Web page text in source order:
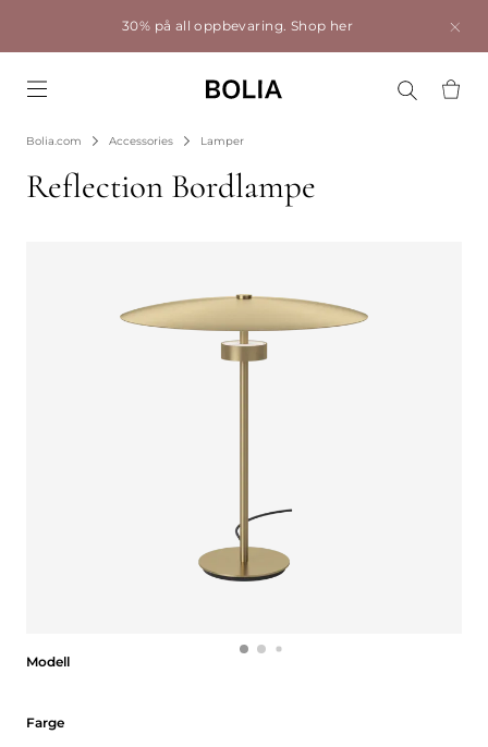
30% på all oppbevaring. Shop her
Bolia.com Accessories Lamper
Reflection Bordlampe
Modell
Farge